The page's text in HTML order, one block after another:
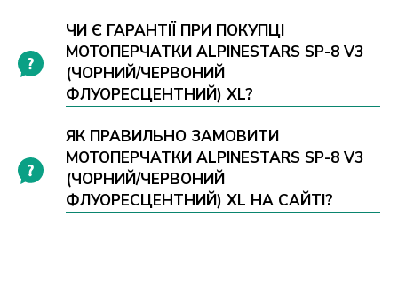
ЧИ Є ГАРАНТІЇ ПРИ ПОКУПЦІ
МОТОПЕРЧАТКИ ALPINESTARS SP-8 V3
(ЧОРНИЙ/ЧЕРВОНИЙ
ФЛУОРЕСЦЕНТНИЙ) XL?
ЯК ПРАВИЛЬНО ЗАМОВИТИ
МОТОПЕРЧАТКИ ALPINESTARS SP-8 V3
(ЧОРНИЙ/ЧЕРВОНИЙ
ФЛУОРЕСЦЕНТНИЙ) XL НА САЙТІ?